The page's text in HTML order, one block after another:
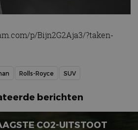
p/Bijn2G2Aja3/?taken-
Rolls-Royce SUV
berichten
CO2-UITSTOOT